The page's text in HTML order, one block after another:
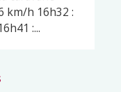
km/h 16h32 :
:...